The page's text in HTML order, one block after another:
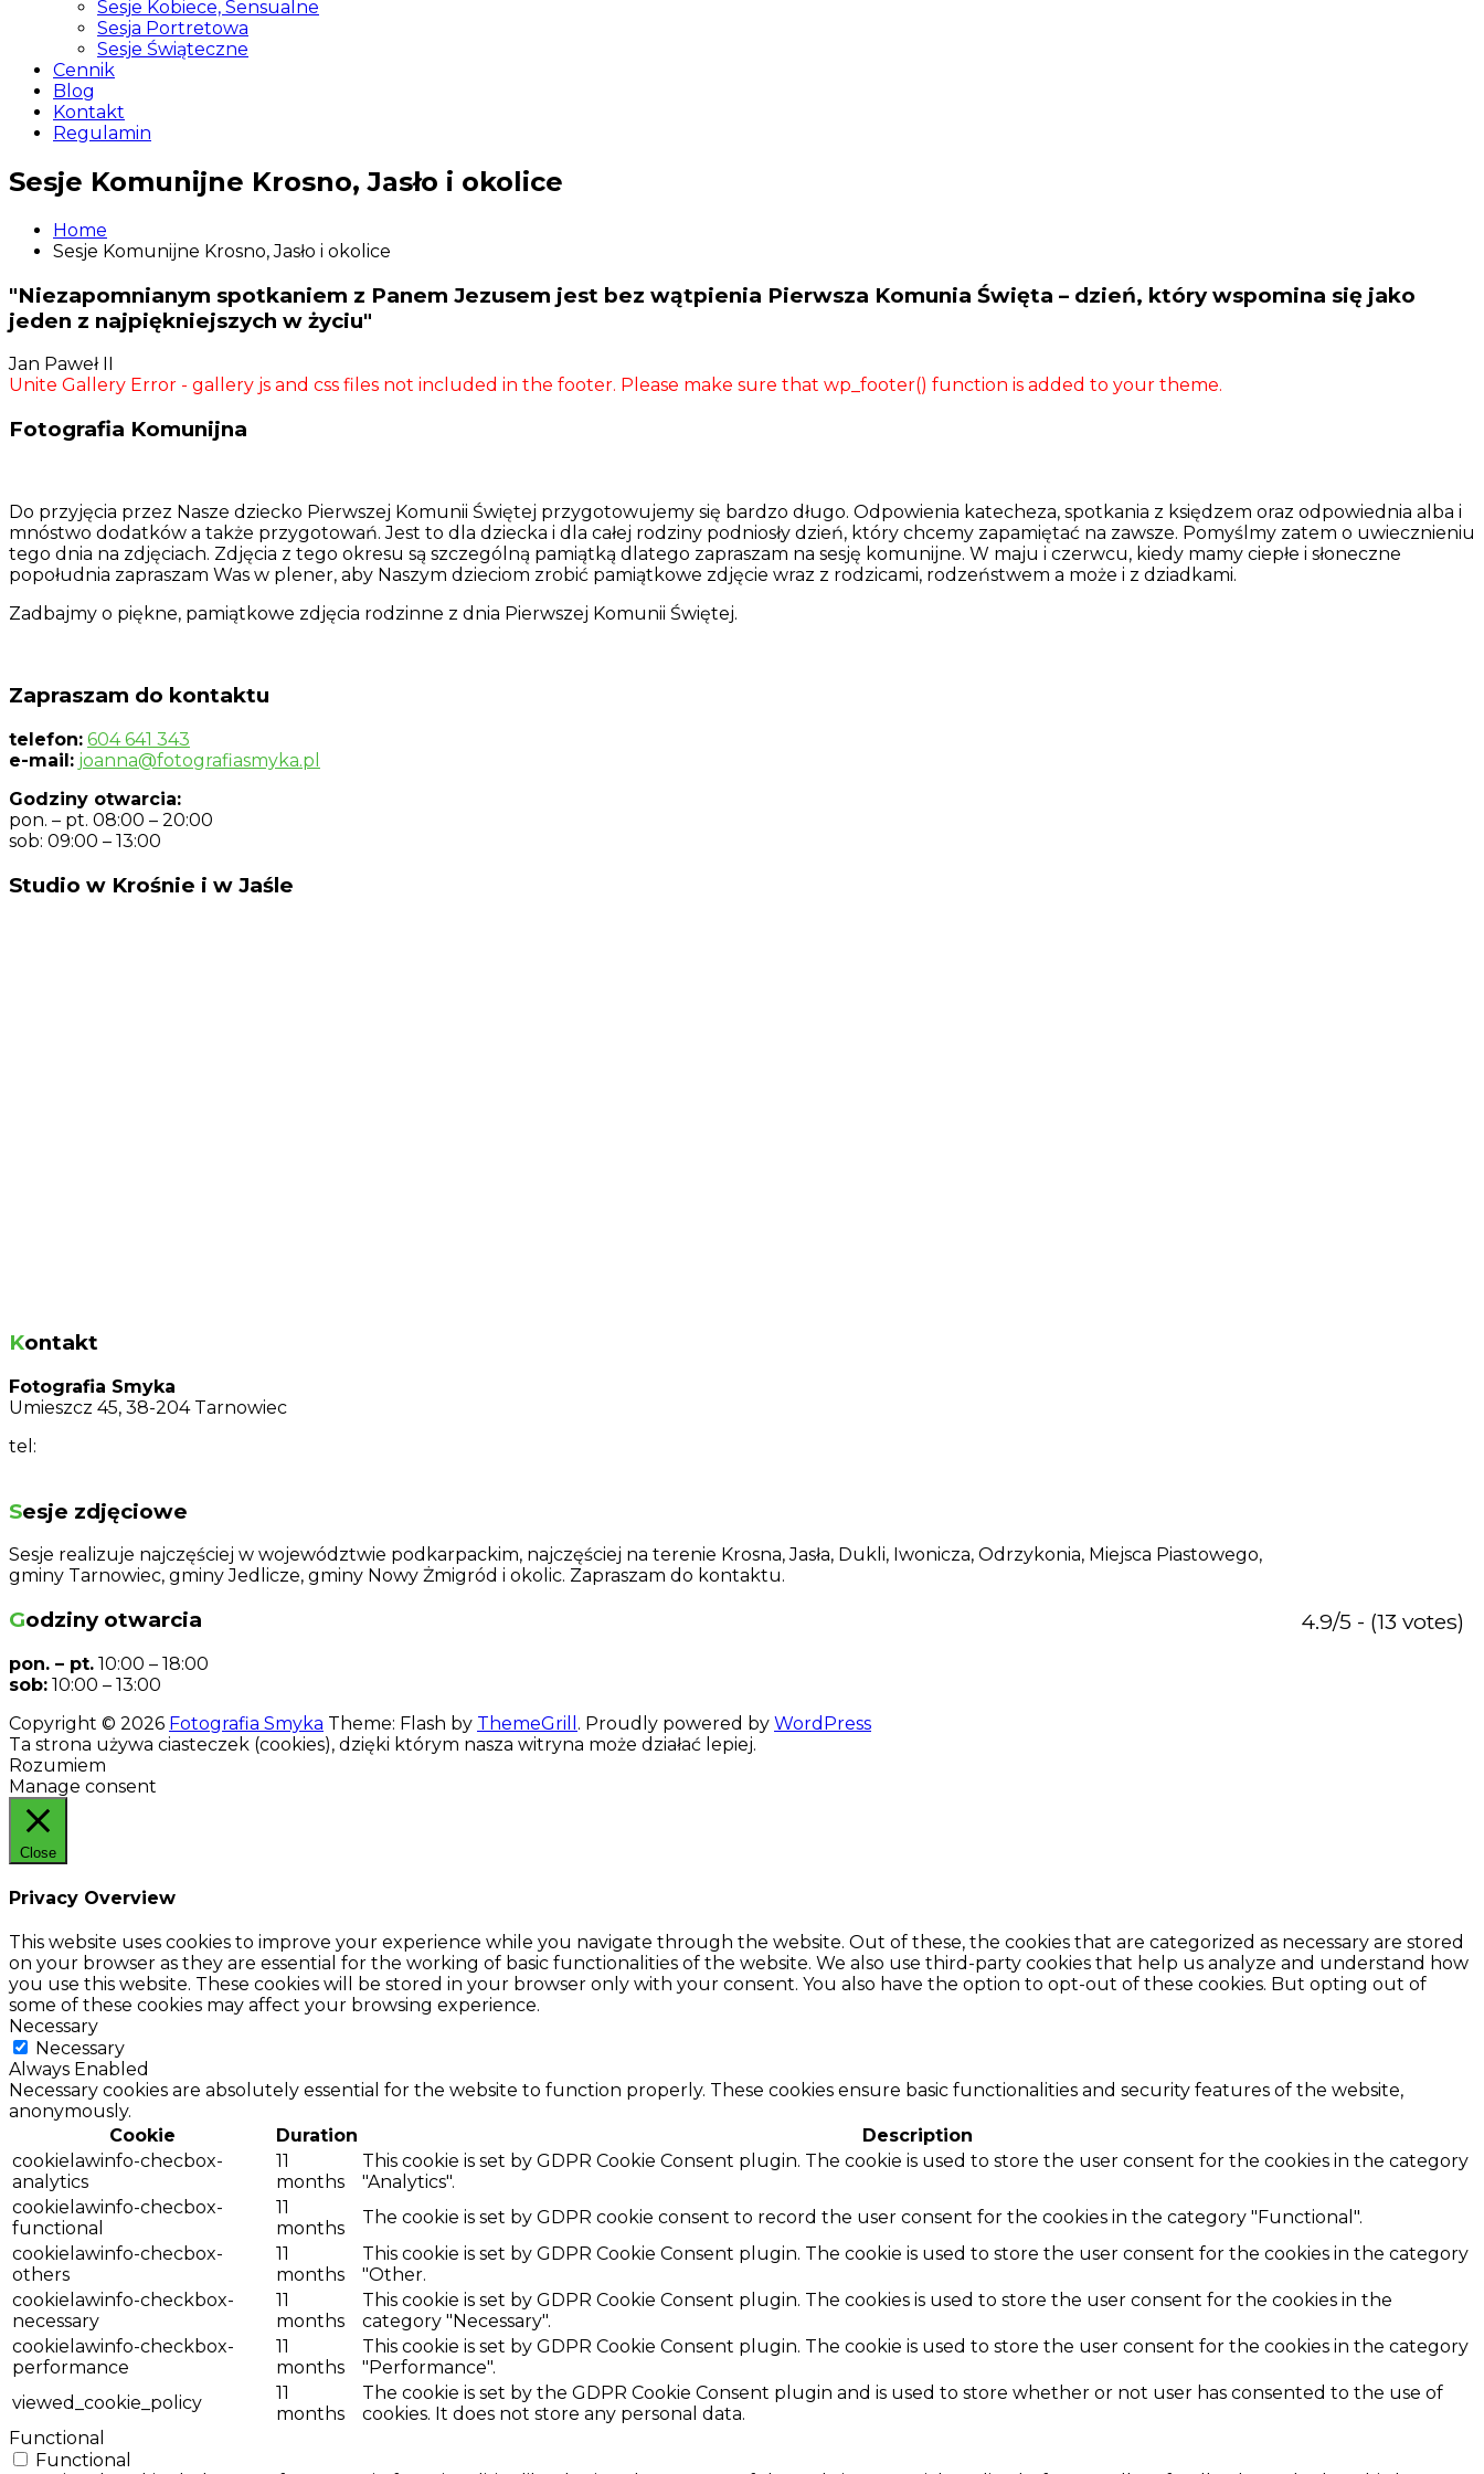
Sesje Kobiece, Sensualne
Sesja Portretowa
Sesje Świąteczne
Cennik
Blog
Kontakt
Regulamin
Sesje Komunijne Krosno, Jasło i okolice
Home
Sesje Komunijne Krosno, Jasło i okolice
"Niezapomnianym spotkaniem z Panem Jezusem jest bez wątpienia Pierwsza Komunia Święta – dzień, który wspomina się jako
jeden z najpiękniejszych w życiu"
Jan Paweł II
Unite Gallery Error - gallery js and css files not included in the footer. Please make sure that wp_footer() function is added to your theme.
Fotografia Komunijna
Do przyjęcia przez Nasze dziecko Pierwszej Komunii Świętej przygotowujemy się bardzo długo. Odpowienia katecheza, spotkania z księdzem oraz odpowiednia alba i
mnóstwo dodatków a także przygotowań. Jest to dla dziecka i dla całej rodziny podniosły dzień, który chcemy zapamiętać na zawsze. Pomyślmy zatem o uwiecznieniu
tego dnia na zdjęciach. Zdjęcia z tego okresu są szczególną pamiątką dlatego zapraszam na sesję komunijne. W maju i czerwcu, kiedy mamy ciepłe i słoneczne
popołudnia zapraszam Was w plener, aby Naszym dzieciom zrobić pamiątkowe zdjęcie wraz z rodzicami, rodzeństwem a może i z dziadkami.
Zadbajmy o piękne, pamiątkowe zdjęcia rodzinne z dnia Pierwszej Komunii Świętej.
Zapraszam do kontaktu
telefon: 604 641 343
e-mail: joanna@fotografiasmyka.pl
Godziny otwarcia:
pon. – pt. 08:00 – 20:00
sob: 09:00 – 13:00
Studio w Krośnie i w Jaśle
4.9/5 - (13 votes)
Kontakt
Fotografia Smyka
Umieszcz 45, 38-204 Tarnowiec
tel:
Sesje zdjęciowe
Sesje realizuje najczęściej w województwie podkarpackim, najczęściej na terenie Krosna, Jasła, Dukli, Iwonicza, Odrzykonia, Miejsca Piastowego,
gminy Tarnowiec, gminy Jedlicze, gminy Nowy Żmigród i okolic. Zapraszam do kontaktu.
Godziny otwarcia
pon. – pt. 10:00 – 18:00
sob: 10:00 – 13:00
Copyright © 2026 Fotografia Smyka Theme: Flash by ThemeGrill . Proudly powered by WordPress
Ta strona używa ciasteczek (cookies), dzięki którym nasza witryna może działać lepiej.
Rozumiem
Manage consent
Close
Privacy Overview
This website uses cookies to improve your experience while you navigate through the website. Out of these, the cookies that are categorized as necessary are stored
on your browser as they are essential for the working of basic functionalities of the website. We also use third-party cookies that help us analyze and understand how
you use this website. These cookies will be stored in your browser only with your consent. You also have the option to opt-out of these cookies. But opting out of
some of these cookies may affect your browsing experience.
Necessary
Necessary
Always Enabled
Necessary cookies are absolutely essential for the website to function properly. These cookies ensure basic functionalities and security features of the website,
anonymously.
Cookie
Duration
Description
cookielawinfo-checbox-
analytics
11
months
This cookie is set by GDPR Cookie Consent plugin. The cookie is used to store the user consent for the cookies in the category
"Analytics".
cookielawinfo-checbox-
functional
11
months
The cookie is set by GDPR cookie consent to record the user consent for the cookies in the category "Functional".
cookielawinfo-checbox-
others
11
months
This cookie is set by GDPR Cookie Consent plugin. The cookie is used to store the user consent for the cookies in the category
"Other.
cookielawinfo-checkbox-
necessary
11
months
This cookie is set by GDPR Cookie Consent plugin. The cookies is used to store the user consent for the cookies in the
category "Necessary".
cookielawinfo-checkbox-
performance
11
months
This cookie is set by GDPR Cookie Consent plugin. The cookie is used to store the user consent for the cookies in the category
"Performance".
viewed_cookie_policy
11
months
The cookie is set by the GDPR Cookie Consent plugin and is used to store whether or not user has consented to the use of
cookies. It does not store any personal data.
Functional
Functional